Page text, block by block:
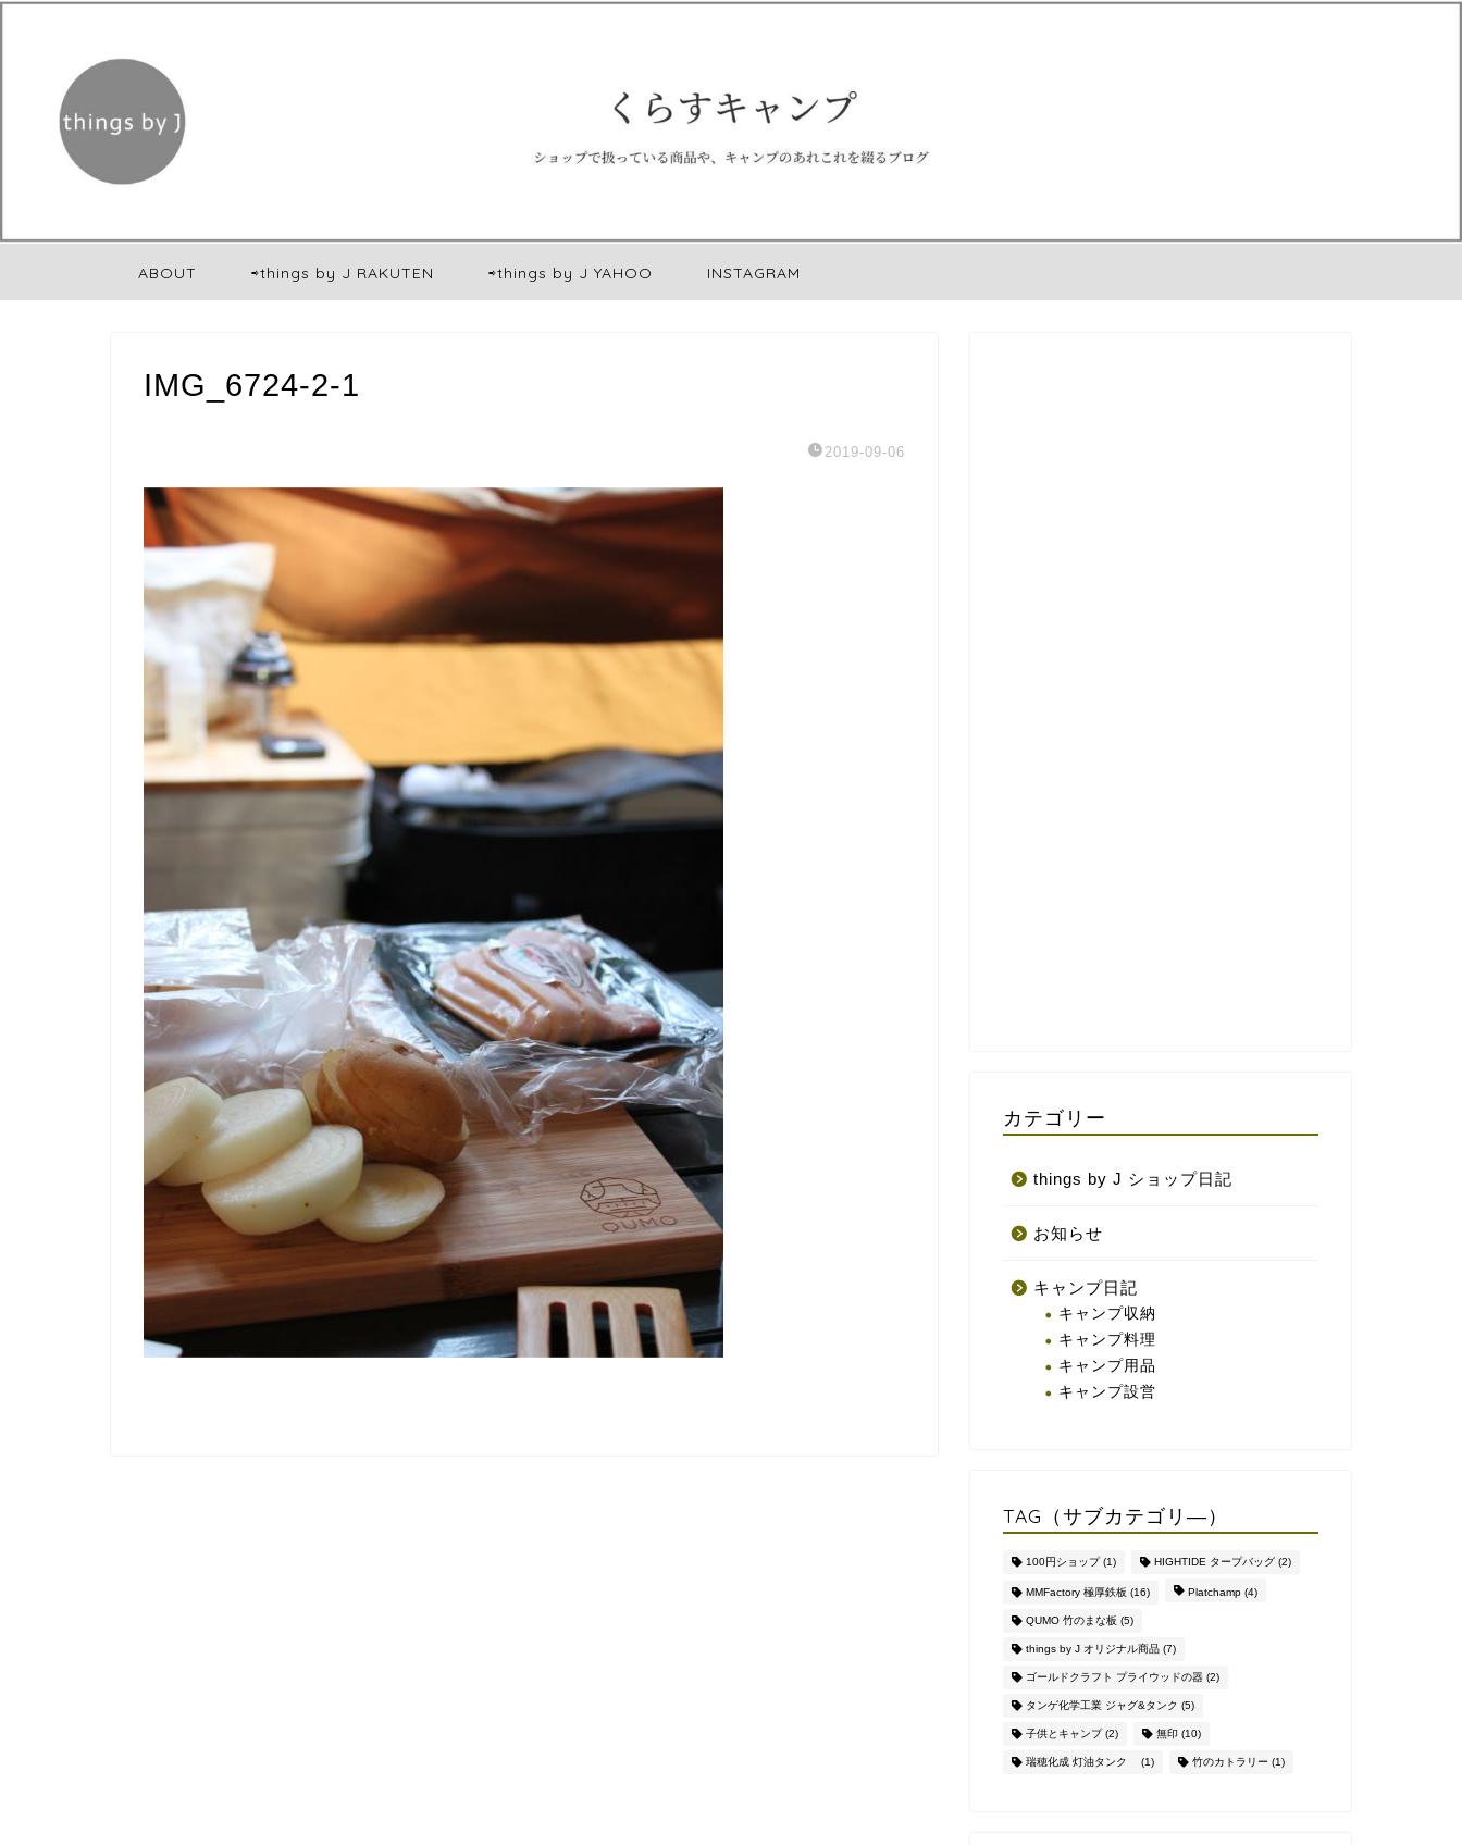
ABOUT ⇨things by J RAKUTEN ⇨things by J YAHOO INSTAGRAM
IMG_6724-2-1
2019-09-06
カテゴリー
things by J ショップ日記
お知らせ
キャンプ日記
キャンプ収納
キャンプ料理
キャンプ用品
キャンプ設営
TAG（サブカテゴリ―）
100円ショップ(1) HIGHTIDE タープバッグ(2)
MMFactory 極厚鉄板 (16) Platchamp(4)
QUMO 竹のまな板 (5)
things by J オリジナル商品(7)
ゴールドクラフト プライウッドの器(2)
タンゲ化学工業 ジャグ&タンク (5)
子供とキャンプ(2) 無印 (10)
瑞穂化成 灯油タンク (1) 竹のカトラリー (1)